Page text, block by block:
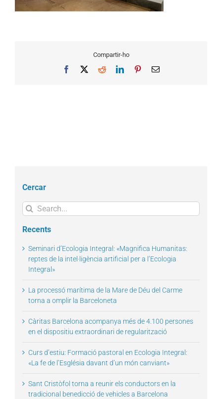
Compartir-ho
Facebook RedditLinkedInPinterestEmail
Cercar
Search
for:
Recents
Seminari d’Ecologia Integral: «Magnifica Humanitas:
reptes de la intel·ligència artificial per a l’Ecologia
Integral»
La processó marítima de la Mare de Déu del Carme
torna a omplir la Barceloneta
Càritas Barcelona acompanya més de 4.100 persones
en el dispositiu extraordinari de regularització
Curs d’estiu: Formació pastoral en Ecologia Integral:
«La fe de l’Església davant d’un món canviant»
Sant Cristòfol torna a reunir els conductors en la
tradicional benedicció de vehicles a Barcelona